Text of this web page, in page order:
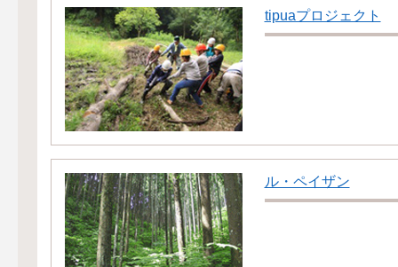
tipuaプロジェクト
ル・ペイザン